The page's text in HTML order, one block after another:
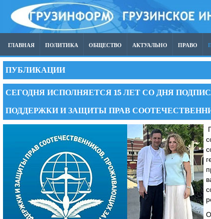
ГЛАВНАЯ ПОЛИТИКА ОБЩЕСТВО АКТУАЛЬНО ПРАВО
ПУБЛИКАЦИИ
СЕГОДНЯ ИСПОЛНЯЕТСЯ 15 ЛЕТ СО ДНЯ
ПОДДЕРЖКИ И ЗАЩИТЫ ПРАВ